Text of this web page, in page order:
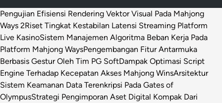
Pengujian Efisiensi Rendering Vektor Visual Pada Mahjong
Ways 2Riset Tingkat Kestabilan Latensi Streaming Platform
Live KasinoSistem Manajemen Algoritma Beban Kerja Pada
Platform Mahjong WaysPengembangan Fitur Antarmuka
Berbasis Gestur Oleh Tim PG SoftDampak Optimasi Script
Engine Terhadap Kecepatan Akses Mahjong WinsArsitektur
Sistem Keamanan Data Terenkripsi Pada Gates of
OlympusStrategi Pengimporan Aset Digital Kompak Dari